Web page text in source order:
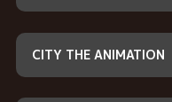
CITY THE ANIMATION